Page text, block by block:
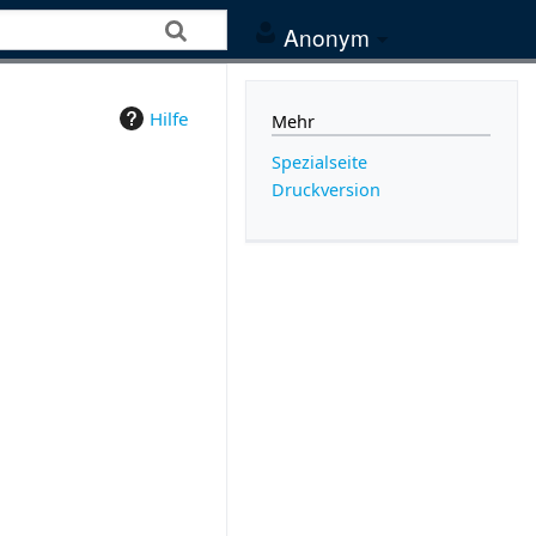
Anonym
Hilfe
Mehr
Spezialseite
Druckversion